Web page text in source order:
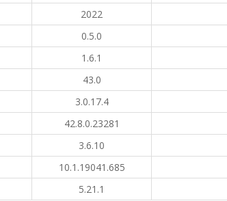
2022
0.5.0
1.6.1
43.0
3.0.17.4
42.8.0.23281
3.6.10
10.1.19041.685
5.21.1